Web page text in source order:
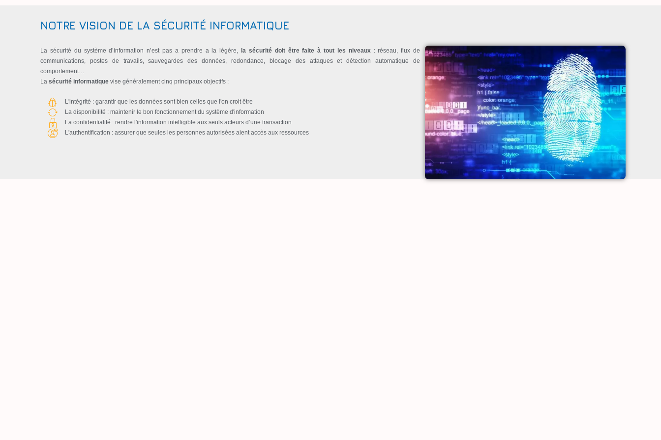
NOTRE VISION DE LA SÉCURITÉ INFORMATIQUE
La sécurité du système d’information n’est pas a prendre a la légère, la sécurité doit être faite à tout les niveaux: réseau, flux de
communications, postes de travails, sauvegardes des données, redondance, blocage des attaques et détection automatique de
comportement…
La sécurité informatique vise généralement cinq principaux objectifs :
L'intégrité : garantir que les données sont bien celles que l'on croit être
La disponibilité : maintenir le bon fonctionnement du système d'information
La confidentialité : rendre l'information intelligible aux seuls acteurs d’une transaction
L'authentification : assurer que seules les personnes autorisées aient accès aux ressources